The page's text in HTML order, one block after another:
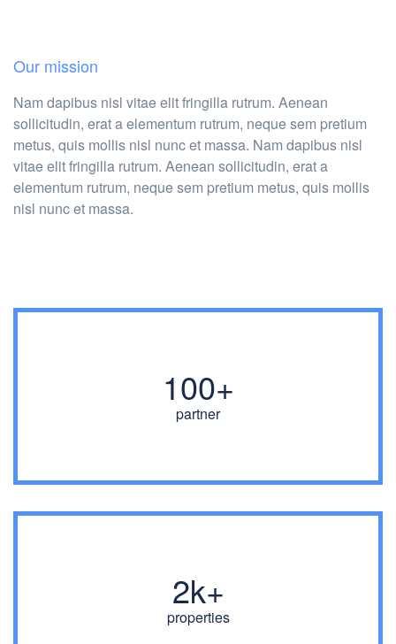
Our mission
Nam dapibus nisl vitae elit fringilla rutrum. Aenean
sollicitudin, erat a elementum rutrum, neque sem pretium
metus, quis mollis nisl nunc et massa. Nam dapibus nisl
vitae elit fringilla rutrum. Aenean sollicitudin, erat a
elementum rutrum, neque sem pretium metus, quis mollis
nisl nunc et massa.
100+
partner
2k+
properties